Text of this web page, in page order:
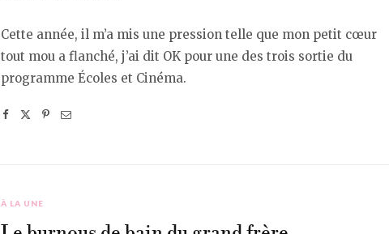
Cette année, il m’a mis une pression telle que mon petit cœur
tout mou a flanché, j’ai dit OK pour une des trois sortie du
programme Écoles et Cinéma.
À LA UNE